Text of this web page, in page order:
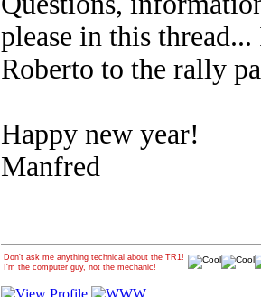
please in this
Roberto to the rally
Happy new year!
Manfred
Don't ask me anything technical about the TR1!
I'm the computer guy, not the mechanic!